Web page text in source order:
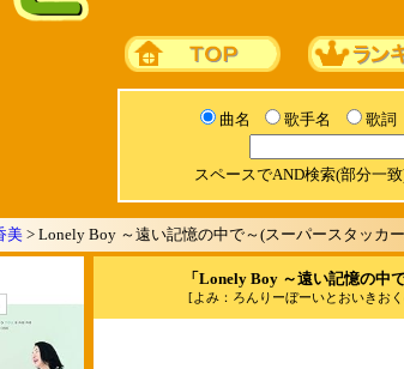
曲名 歌手名 歌詞
スペースでAND検索(部分一
美 > Lonely Boy ～遠い記憶の中で～(スーパースタッカ
「Lonely Boy ～遠い記憶の中
[よみ：ろんりーぼーいとおいきお